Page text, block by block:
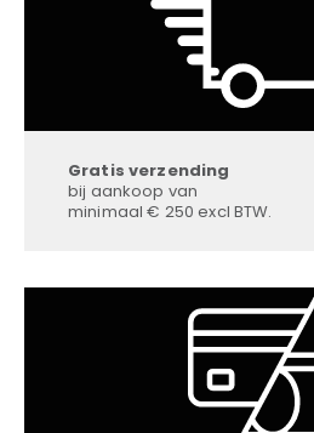
Gratis verzending
bij aankoop van
minimaal € 250 excl BTW.